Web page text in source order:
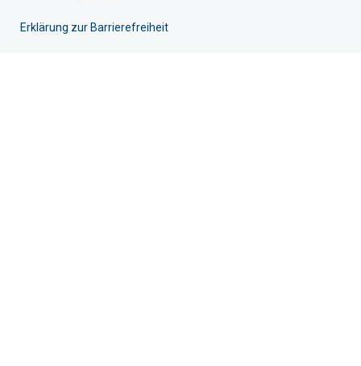
Erklärung zur Barrierefreiheit